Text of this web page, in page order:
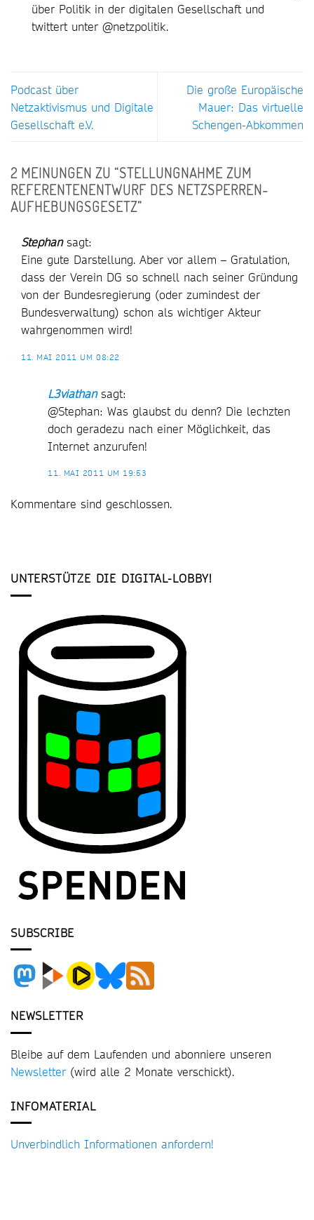
über Politik in der digitalen Gesellschaft und
twittert unter @netzpolitik.
Podcast über
Netzaktivismus und Digitale
Gesellschaft e.V.
Die große Europäische
Mauer: Das virtuelle
Schengen-Abkommen
2 MEINUNGEN ZU “STELLUNGNAHME ZUM
REFERENTENENTWURF DES NETZSPERREN-
AUFHEBUNGSGESETZ”
Stephan sagt:
Eine gute Darstellung. Aber vor allem – Gratulation,
dass der Verein DG so schnell nach seiner Gründung
von der Bundesregierung (oder zumindest der
Bundesverwaltung) schon als wichtiger Akteur
wahrgenommen wird!
11. MAI 2011 UM 08:22
L3viathan sagt:
@Stephan: Was glaubst du denn? Die lechzten
doch geradezu nach einer Möglichkeit, das
Internet anzurufen!
11. MAI 2011 UM 19:53
Kommentare sind geschlossen.
UNTERSTÜTZE DIE DIGITAL-LOBBY!
SUBSCRIBE
NEWSLETTER
Bleibe auf dem Laufenden und abonniere unseren
Newsletter (wird alle 2 Monate verschickt).
INFOMATERIAL
Unverbindlich Informationen anfordern!